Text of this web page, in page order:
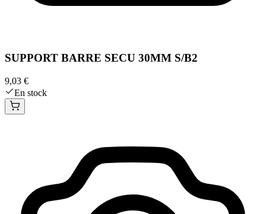
SUPPORT BARRE SECU 30MM S/B2
9,03 €
En stock